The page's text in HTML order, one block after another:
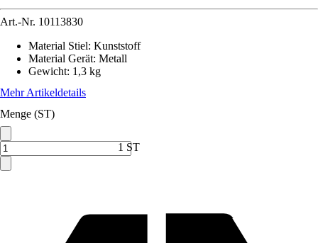
Art.-Nr. 10113830
Material Stiel: Kunststoff
Material Gerät: Metall
Gewicht: 1,3 kg
Mehr Artikeldetails
Menge (ST)
1 ST